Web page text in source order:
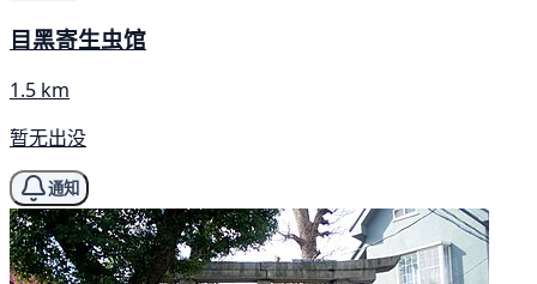
目黑寄生虫馆
1.5 km
暂无出没
通知